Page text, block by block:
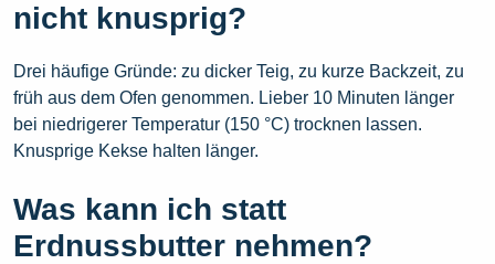
nicht knusprig?
Drei häufige Gründe: zu dicker Teig, zu kurze Backzeit, zu
früh aus dem Ofen genommen. Lieber 10 Minuten länger
bei niedrigerer Temperatur (150 °C) trocknen lassen.
Knusprige Kekse halten länger.
Was kann ich statt
Erdnussbutter nehmen?